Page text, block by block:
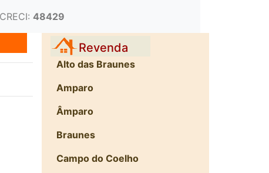
48429
Revenda
Alto das Braunes
Amparo
Âmparo
Braunes
Campo do Coelho